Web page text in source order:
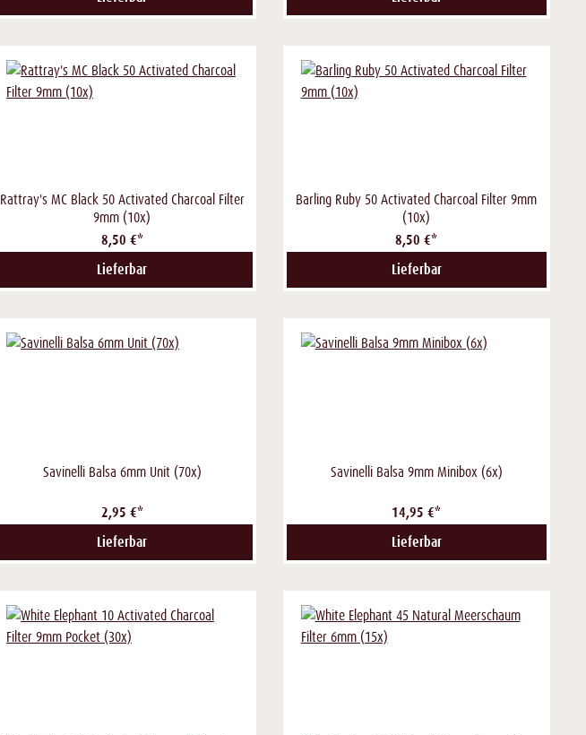
Rattray's MC Black 50 Activated Charcoal Filter
9mm (10x)
8,50 €*
Lieferbar
Barling Ruby 50 Activated Charcoal Filter 9mm
(10x)
8,50 €*
Lieferbar
Savinelli Balsa 6mm Unit (70x)
2,95 €*
Lieferbar
Savinelli Balsa 9mm Minibox (6x)
14,95 €*
Lieferbar